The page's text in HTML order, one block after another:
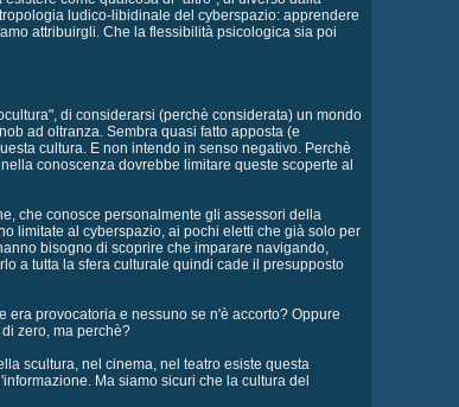
ludico-libidinale del cyberspazio: apprendere
attribuirgli. Che la flessibilità psicologica sia poi
di considerarsi (perchè considerata) un mondo
ad oltranza. Sembra quasi fatto apposta (e
cultura. E non intendo in senso negativo. Perchè
conoscenza dovrebbe limitare queste scoperte al
che conosce personalmente gli assessori della
limitate al cyberspazio, ai pochi eletti che già solo per
bisogno di scoprire che imparare navigando,
a tutta la sfera culturale quindi cade il presupposto
provocatoria e nessuno se n'è accorto? Oppure
zero, ma perchè?
scultura, nel cinema, nel teatro esiste questa
Ma siamo sicuri che la cultura del